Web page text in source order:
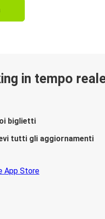
in tempo
biglietti
tutti gli aggiornamenti